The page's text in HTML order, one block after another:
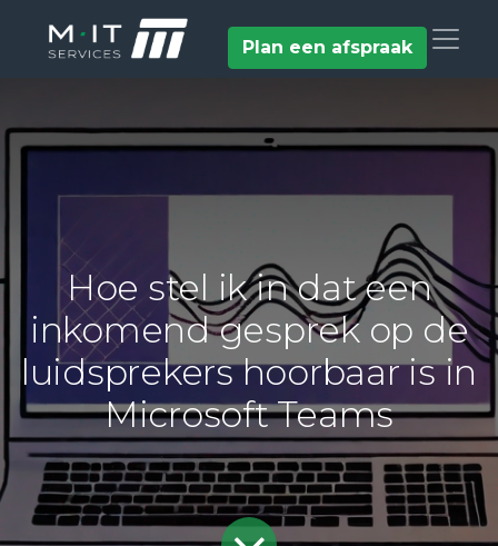
Plan een afspraak
Hoe stel ik in dat een
inkomend gesprek op de
luidsprekers hoorbaar is in
Microsoft Teams